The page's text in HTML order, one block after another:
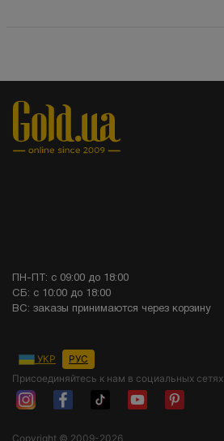
ПН-ПТ: с 09:00 до 18:00
СБ: с 10:00 до 18:00
ВС: заказы принимаются через корзину
УКР
РУС
Присоединяйтесь к нам в социальных сетях
Copyright © 2009-2026